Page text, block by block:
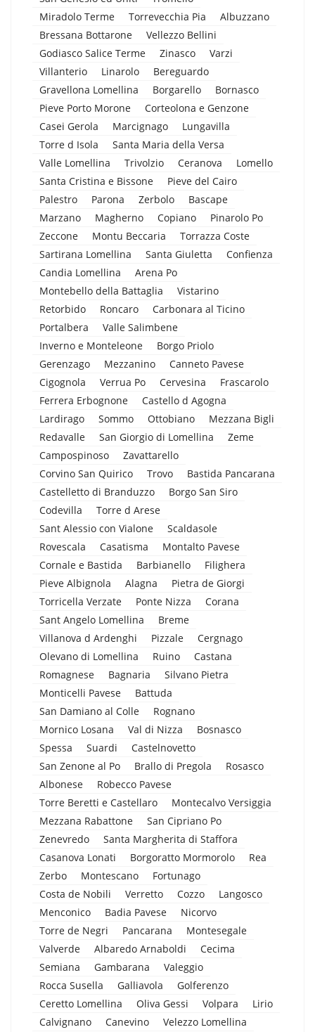
Miradolo Terme
Torrevecchia Pia
Albuzzano
Bressana Bottarone
Vellezzo Bellini
Godiasco Salice Terme
Zinasco
Varzi
Villanterio
Linarolo
Bereguardo
Gravellona Lomellina
Borgarello
Bornasco
Pieve Porto Morone
Corteolona e Genzone
Casei Gerola
Marcignago
Lungavilla
Torre d Isola
Santa Maria della Versa
Valle Lomellina
Trivolzio Ceranova
Lomello
Santa Cristina e Bissone
Pieve del Cairo
Palestro
Parona Zerbolo
Bascape
Marzano
Magherno Copiano
Pinarolo Po
Zeccone
Montu Beccaria
Torrazza Coste
Sartirana Lomellina
Santa Giuletta
Confienza
Candia Lomellina
Arena Po
Montebello della Battaglia
Vistarino
Retorbido
Roncaro
Carbonara al Ticino
Portalbera
Valle Salimbene
Inverno e Monteleone
Borgo Priolo
Gerenzago
Mezzanino
Canneto Pavese
Cigognola
Verrua Po Cervesina
Frascarolo
Ferrera Erbognone
Castello d Agogna
Lardirago
Sommo Ottobiano
Mezzana Bigli
Redavalle
San Giorgio di Lomellina
Zeme
Campospinoso
Zavattarello
Corvino San Quirico
Trovo
Bastida Pancarana
Castelletto di Branduzzo
Borgo San Siro
Codevilla
Torre d Arese
Sant Alessio con Vialone
Scaldasole
Rovescala
Casatisma
Montalto Pavese
Cornale e Bastida
Barbianello
Filighera
Pieve Albignola
Alagna
Pietra de Giorgi
Torricella Verzate
Ponte Nizza
Corana
Sant Angelo Lomellina
Breme
Villanova d Ardenghi
Pizzale
Cergnago
Olevano di Lomellina
Ruino
Castana
Romagnese
Bagnaria
Silvano Pietra
Monticelli Pavese
Battuda
San Damiano al Colle
Rognano
Mornico Losana
Val di Nizza
Bosnasco
Spessa
Suardi
Castelnovetto
San Zenone al Po
Brallo di Pregola
Rosasco
Albonese
Robecco Pavese
Torre Beretti e Castellaro
Montecalvo Versiggia
Mezzana Rabattone
San Cipriano Po
Zenevredo
Santa Margherita di Staffora
Casanova Lonati
Borgoratto Mormorolo
Rea
Zerbo
Montescano
Fortunago
Costa de Nobili
Verretto Cozzo
Langosco
Menconico
Badia Pavese
Nicorvo
Torre de Negri
Pancarana
Montesegale
Valverde
Albaredo Arnaboldi
Cecima
Semiana
Gambarana
Valeggio
Rocca Susella
Galliavola
Golferenzo
Ceretto Lomellina
Oliva Gessi Volpara
Lirio
Calvignano
Canevino
Velezzo Lomellina